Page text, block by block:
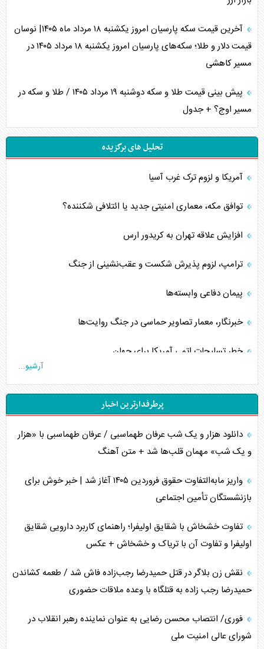
آخرین قیمت سکه پارسیان امروز یکشنبه ۱۸ مرداد ماه ۱۴۰۵| نوسان
قیمت دلار و طلا؛ سکه‌های پارسیان امروز یکشنبه ۱۸ مرداد ۱۴۰۵ در
مسیر کاهشی
پیش بینی قیمت طلا و سکه دوشنبه ۱۹ مرداد ۱۴۰۵ / طلا و سکه در
مسیر اوج؟ + جدول
تحلیل های برگزیده
آمریکا و لزوم ترک غرب آسیا
توافق مکه، معماری امنیتی جدید یا ائتلافی شکننده؟
افزایش علاقه تهران به کریدور ارس
ترامپ، لزوم پذیرش شکست و عقب‌نشینی از جنگ
پیمان دفاعی‌ وابسته‌ها
خبرنگار، معمار تصاویر حماسی در جنگ روایت‌ها
خطر تسلیحات اتمی آمریکا برای جهان
جاده ابریشم فضایی/ نفوذ راهبردی و فرازمینی چین
انصارالله و تثبیت معادله «محاصره برابر محاصره»
مصالحه نافرجام سعودی – اماراتی
محدودیت صادرات نفت عربستان
پشت‌پرده خشم ترامپ از رسانه‌های منتقد
چگونه مقاومت صحنه جنگ را تغییر می‌دهد؟
جنگ رمضان و معضل حضور نظامیان آمریکایی
تحلیل جامع پدیده تراستی‌ها
آرشیو...
پرطرفدارترین اخبار
دانلود هزار و یک شب عرفان طهماسبی / عرفان طهماسبی با «هزار
و یک شب» مهمان قلب‌ها شد + متن آهنگ
واریز مابه‌التفاوت حقوق فروردین ۱۴۰۵ آغاز شد | خبر خوش برای
بازنشستگان تأمین اجتماعی
تفاوت خشخاش با شقایق اولیفرا؛ راهنمای کاربرد دارویی شقایق
اولیفرا و تفاوت آن با تریاک و خشخاش + عکس
نقش زن بلاگر در قتل حمیدرضا رجب‌زاده فاش شد / طعمه کشاندن
حمیدرضا رجب زاده به قتلگاه با وعده ملاقات حضوری
فوری/ انتصاب محسن رضایی به عنوان نماینده رهبر انقلاب در
شورای عالی امنیت ملی